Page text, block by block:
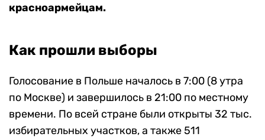
красноармейцам.
Как прошли выборы
Голосование в Польше началось в 7:00 (8 утра
по Москве) и завершилось в 21:00 по местному
времени. По всей стране были открыты 32 тыс.
избирательных участков, а также 511